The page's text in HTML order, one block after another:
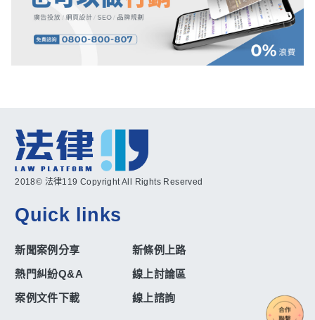
2018© 法律119 Copyright All Rights Reserved
Quick links
新聞案例分享
新條例上路
熱門糾紛Q&A
線上討論區
案例文件下載
線上諮詢